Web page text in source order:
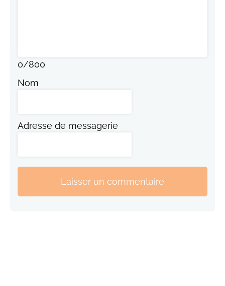
0/800
Nom
Adresse de messagerie
Laisser un commentaire